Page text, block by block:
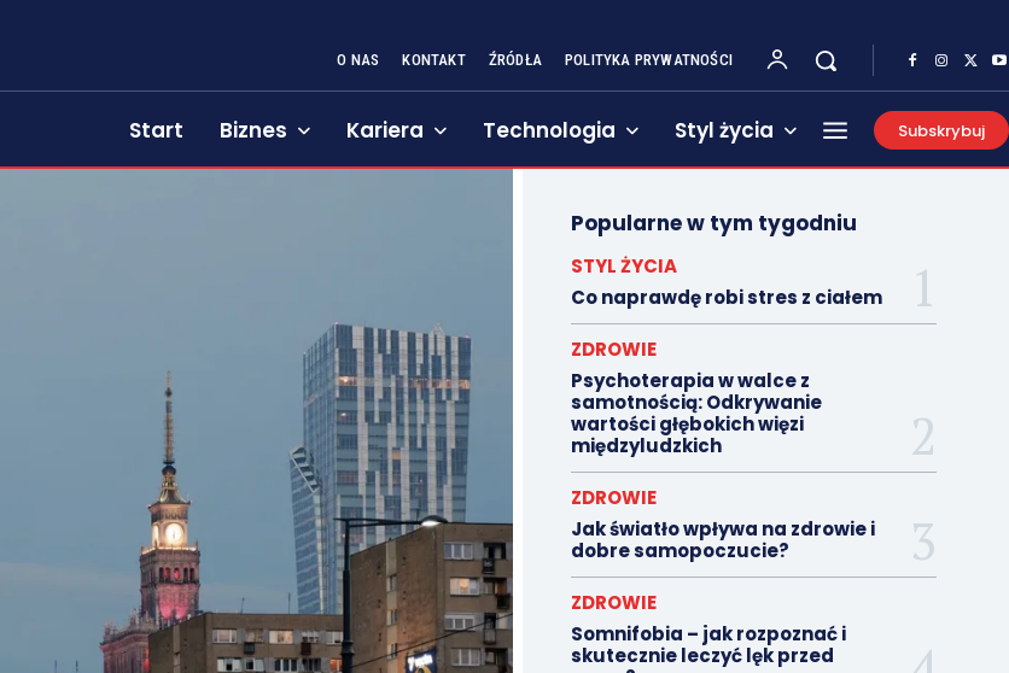
O NAS KONTAKT ŹRÓDŁA POLITYKA PRYWATNOŚCI
Start Biznes Kariera Technologia Styl życia Subskrybuj
Popularne w tym tygodniu
STYL ŻYCIA
Co naprawdę robi stres z ciałem
ZDROWIE
Psychoterapia w walce z
samotnością: Odkrywanie
wartości głębokich więzi
międzyludzkich
ZDROWIE
Jak światło wpływa na zdrowie i
dobre samopoczucie?
ZDROWIE
Somnifobia – jak rozpoznać i
skutecznie leczyć lęk przed